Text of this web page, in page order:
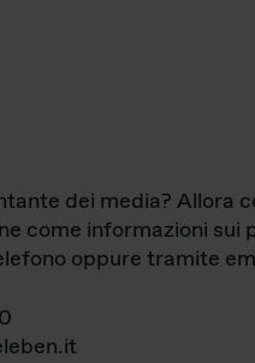
dei media? Allora
come informazioni sui
oppure tramite